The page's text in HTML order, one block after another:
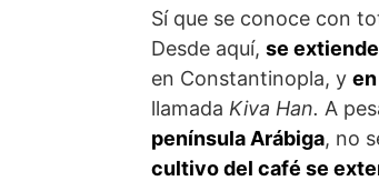
Sí que se conoce con
Desde aquí, se
en Constantinopla, y
llamada Kiva Han. A
península Arábiga, no
cultivo del café se